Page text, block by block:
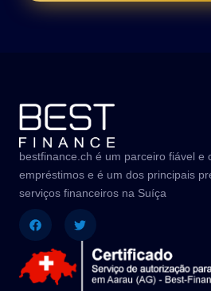
bestfinance.ch é um parceiro fiável e
empréstimos e é um dos principais
serviços financeiros na Suíça